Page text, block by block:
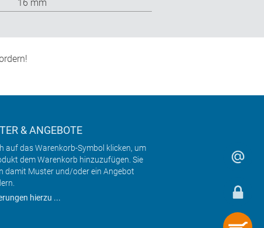
16 mm
& ANGEBOTE
auf das Warenkorb-Symbol klicken, um
dem Warenkorb hinzuzufügen. Sie
damit Muster und/oder ein Angebot
hierzu ...